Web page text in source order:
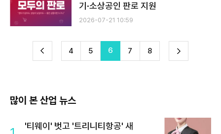
기·소상공인 판로 지원
2026-07-21 10:59
이 4 5 6 7 8 다
많이 본 산업 뉴스
'티웨이' 벗고 '트리니티항공' 새